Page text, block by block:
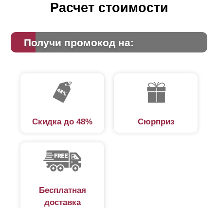
Расчет стоимости
Получи промокод на:
Скидка до 48% Сюрприз
Бесплатная
доставка